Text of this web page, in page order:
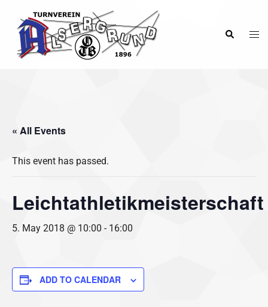
content
Search
« All Events
This event has passed.
Leichtathletikmeisterschaft
5. May 2018 @ 10:00 - 16:00
ADD TO CALENDAR